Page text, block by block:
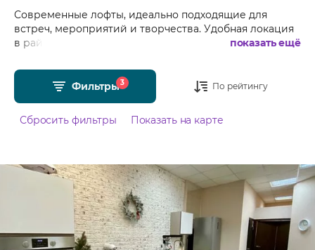
Современные лофты, идеально подходящие для
встреч, мероприятий и творчества. Удобная локация
в районе с развитой инфраструктурой и зелеными
активных людей, ценящих комфорт. Подобрали для
Вас более 45 лофтов у метро ЦСКА в Москве с
фотографиями, отзывами, средним рейтингом 4.98 из
5 и стоимостью от 1250 рублей в час.
показать ещё
Фильтры3 По рейтингу
Сбросить фильтры Показать на карте